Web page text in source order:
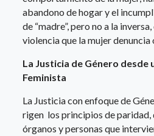
abandono de hogar y el
de “madre”, pero no a la
violencia que la mujer denuncia
La Justicia de Género desde
Feminista
La Justicia con enfoque de
rigen los principios de paridad,
órganos y personas que